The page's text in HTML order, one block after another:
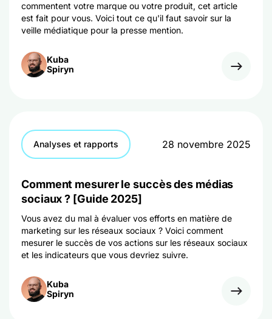
commentent votre marque ou votre produit, cet article
est fait pour vous. Voici tout ce qu'il faut savoir sur la
veille médiatique pour la presse mention.
Kuba
Spiryn
Analyses et rapports 28 novembre 2025
Comment mesurer le succès des médias
sociaux ? [Guide 2025]
Vous avez du mal à évaluer vos efforts en matière de
marketing sur les réseaux sociaux ? Voici comment
mesurer le succès de vos actions sur les réseaux sociaux
et les indicateurs que vous devriez suivre.
Kuba
Spiryn